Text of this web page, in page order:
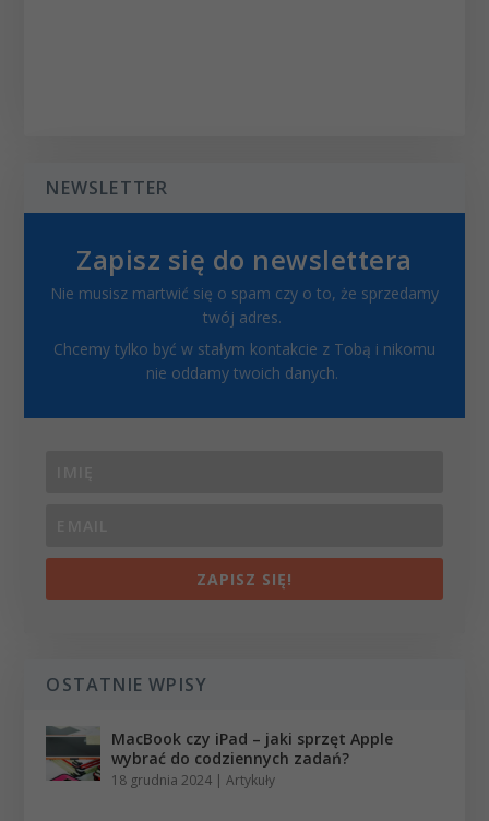
NEWSLETTER
Zapisz się do newslettera
Nie musisz martwić się o spam czy o to, że sprzedamy
twój adres.
Chcemy tylko być w stałym kontakcie z Tobą i nikomu
nie oddamy twoich danych.
ZAPISZ SIĘ!
OSTATNIE WPISY
MacBook czy iPad – jaki sprzęt Apple
wybrać do codziennych zadań?
18 grudnia 2024 |Artykuły